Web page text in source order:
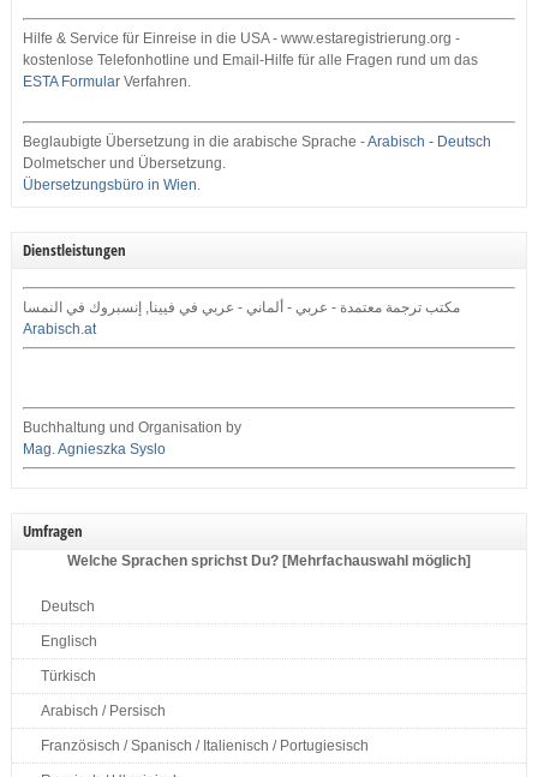
Hilfe & Service für Einreise in die USA - www.estaregistrierung.org -
kostenlose Telefonhotline und Email-Hilfe für alle Fragen rund um das
ESTA FormularVerfahren.
Beglaubigte Übersetzung in die arabische Sprache -Arabisch - Deutsch
Dolmetscher und Übersetzung.
Übersetzungsbüro in Wien.
Dienstleistungen
مكتب ترجمة معتمدة - عربي - ألماني - عربي في فيينا, إنسبروك في النمسا
Arabisch.at
Buchhaltung und Organisation by
Mag. Agnieszka Syslo
Umfragen
Welche Sprachen sprichst Du? [Mehrfachauswahl möglich]
Deutsch
Englisch
Türkisch
Arabisch / Persisch
Französisch / Spanisch / Italienisch / Portugiesisch